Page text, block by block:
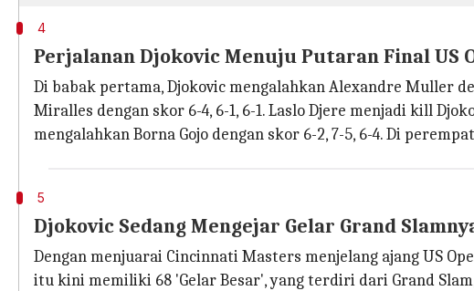
4
Perjalanan Djokovic Menuju Putaran Final US
Di babak pertama, Djokovic mengalahkan Alexandre Muller
Miralles dengan skor 6-4, 6-1, 6-1. Laslo Djere menjadi kill
mengalahkan Borna Gojo dengan skor 6-2, 7-5, 6-4. Di
5
Djokovic Sedang Mengejar Gelar Grand
Dengan menjuarai Cincinnati Masters menjelang ajang US
itu kini memiliki 68 'Gelar Besar', yang terdiri dari Grand